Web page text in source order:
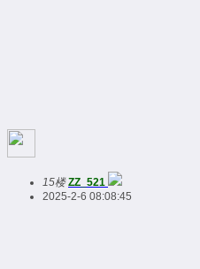
15楼 ZZ_521
2025-2-6 08:08:45